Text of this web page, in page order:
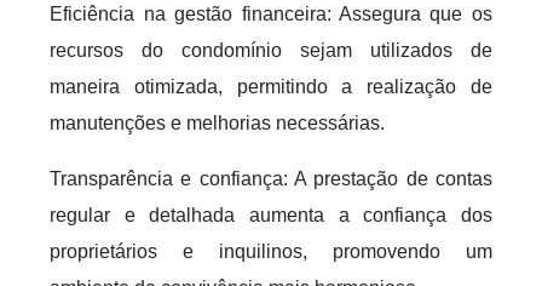
Eficiência na gestão financeira: Assegura que os
recursos do condomínio sejam utilizados de
maneira otimizada, permitindo a realização de
manutenções e melhorias necessárias.
Transparência e confiança: A prestação de contas
regular e detalhada aumenta a confiança dos
proprietários e inquilinos, promovendo um